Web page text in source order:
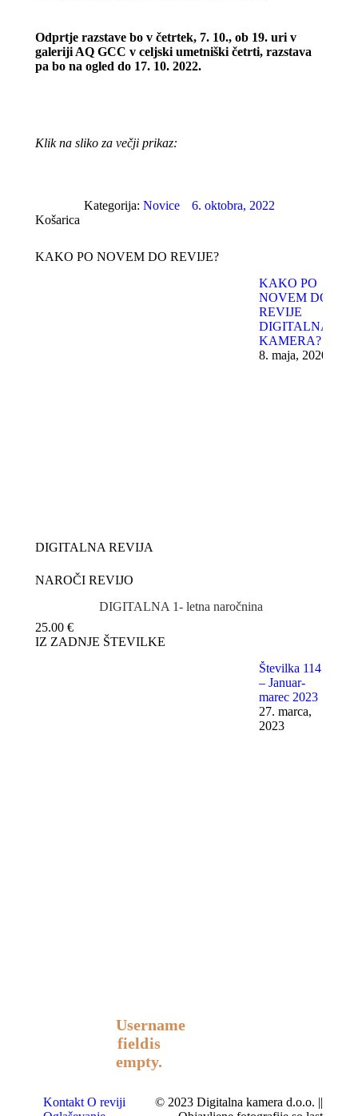
Odprtje razstave bo v četrtek, 7. 10., ob 19. uri v
galeriji AQ GCC v celjski umetniški četrti, razstava
pa bo na ogled do 17. 10. 2022.
Klik na sliko za večji prikaz:
Kategorija: Novice
6. oktobra, 2022
Košarica
KAKO PO NOVEM DO REVIJE?
KAKO PO
NOVEM DO
REVIJE
DIGITALNA
KAMERA?
8. maja, 2020
DIGITALNA REVIJA
NAROČI REVIJO
DIGITALNA 1- letna naročnina
25.00 €
IZ ZADNJE ŠTEVILKE
Številka 114
– Januar-
marec 2023
27. marca,
2023
Username
field is
empty.
Kontakt O reviji
© 2023 Digitalna kamera d.o.o. ||